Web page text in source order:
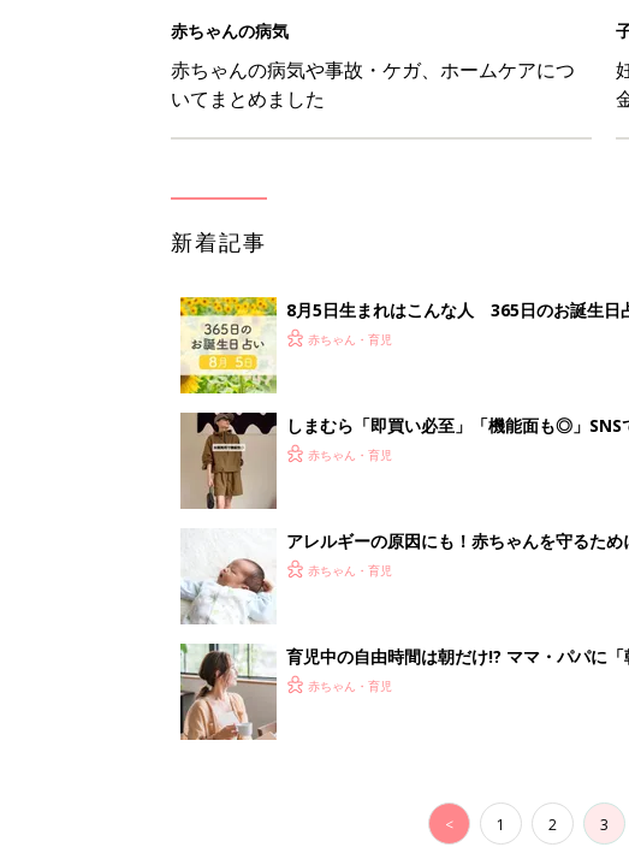
赤ちゃんの病気
赤ちゃんの病気や事故・ケガ、ホームケアにつ
いてまとめました
新着記事
8月5日生まれはこんな人 365日のお誕生日
赤ちゃん・育児
しまむら「即買い必至」「機能面も◎」
赤ちゃん・育児
アレルギーの原因にも！赤ちゃんを守るた
赤ちゃん・育児
育児中の自由時間は朝だけ!? ママ・パパに「
赤ちゃん・育児
< 1 2 3